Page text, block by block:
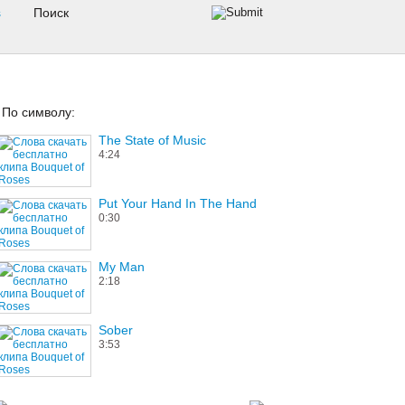
По символу:
The State of Music
4:24
Put Your Hand In The Hand
0:30
My Man
2:18
Sober
3:53